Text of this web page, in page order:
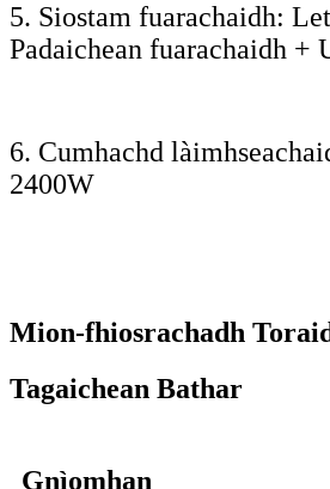
5. Siostam fuarachaidh:
Padaichean fuarachaidh +
6. Cumhachd
2400W
Mion-fhiosrachadh
Tagaichean Bathar
Gnìomhan